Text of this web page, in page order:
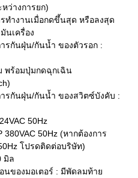
ว่างการยก)
ทำงานเมื่อกดขึ้นสุด หรือลงสุด
นเครื่อง
รกันฝุ่น/กันน้ำ ของตัวรอก :
พร้อมปุ่มกดฉุกเฉิน
รกันฝุ่น/กันน้ำ ของสวิตซ์บังคับ :
50Hz
380VAC 50Hz (หากต้องการ
โปรดติดต่อบริษัท)
มิล
นของมอเตอร์ : มีพัดลมท้าย